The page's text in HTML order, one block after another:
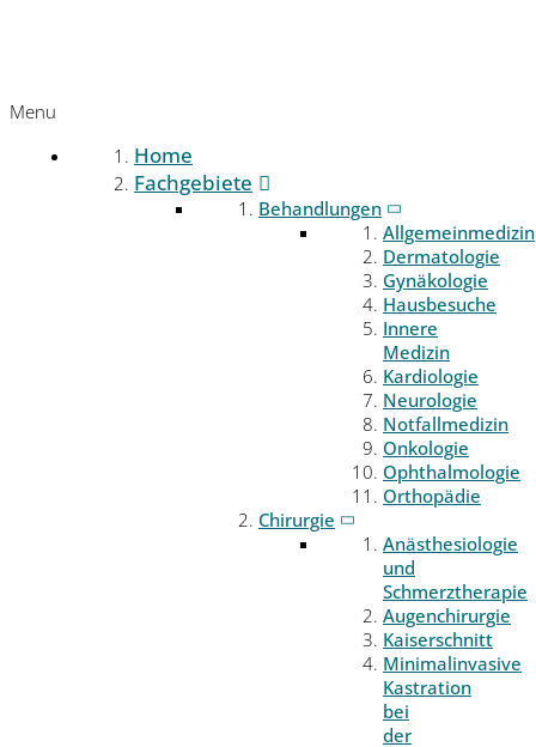
Menu
Home
Fachgebiete
Behandlungen
Allgemeinmedizin
Dermatologie
Gynäkologie
Hausbesuche
Innere
Medizin
Kardiologie
Neurologie
Notfallmedizin
Onkologie
Ophthalmologie
Orthopädie
Chirurgie
Anästhesiologie
und
Schmerztherapie
Augenchirurgie
Kaiserschnitt
Minimalinvasive
Kastration
bei
der